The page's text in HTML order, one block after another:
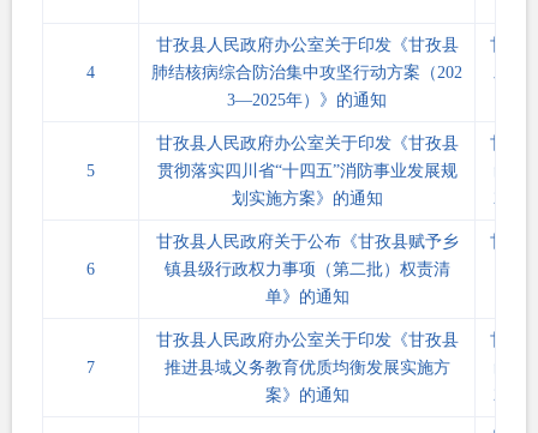
4
甘孜县人民政府办公室关于印发《甘孜县
肺结核病综合防治集中攻坚行动方案（202
3—2025年）》的通知
甘孜
5
甘孜县人民政府办公室关于印发《甘孜县
贯彻落实四川省“十四五”消防事业发展规
划实施方案》的通知
甘孜
6
甘孜县人民政府关于公布《甘孜县赋予乡
镇县级行政权力事项（第二批）权责清
单》的通知
甘孜
7
甘孜县人民政府办公室关于印发《甘孜县
推进县域义务教育优质均衡发展实施方
案》的通知
甘孜